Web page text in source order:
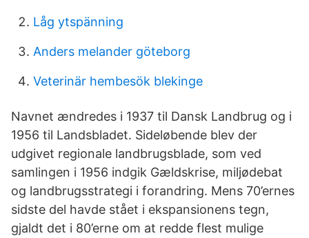
Låg ytspänning
Anders melander göteborg
Veterinär hembesök blekinge
Navnet ændredes i 1937 til Dansk Landbrug og i
1956 til Landsbladet. Sideløbende blev der
udgivet regionale landbrugsblade, som ved
samlingen i 1956 indgik Gældskrise, miljødebat
og landbrugsstrategi i forandring. Mens 70’ernes
sidste del havde stået i ekspansionens tegn,
gjaldt det i 80’erne om at redde flest mulige